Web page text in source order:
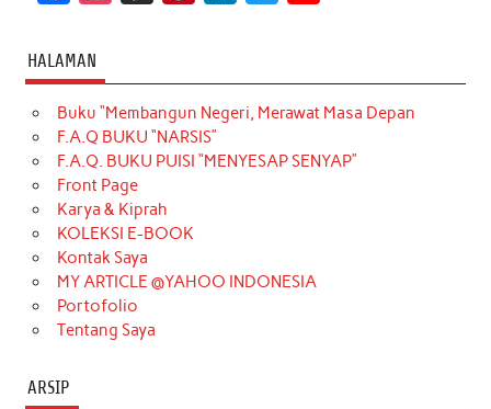
c
e
b
o
o
k
t
a
g
r
a
m
T
o
k
t
e
r
k
e
d
t
t
e
T
u
b
HALAMAN
Buku “Membangun Negeri, Merawat Masa Depan
F.A.Q BUKU “NARSIS”
F.A.Q. BUKU PUISI “MENYESAP SENYAP”
Front Page
Karya & Kiprah
KOLEKSI E-BOOK
Kontak Saya
MY ARTICLE @YAHOO INDONESIA
Portofolio
Tentang Saya
ARSIP